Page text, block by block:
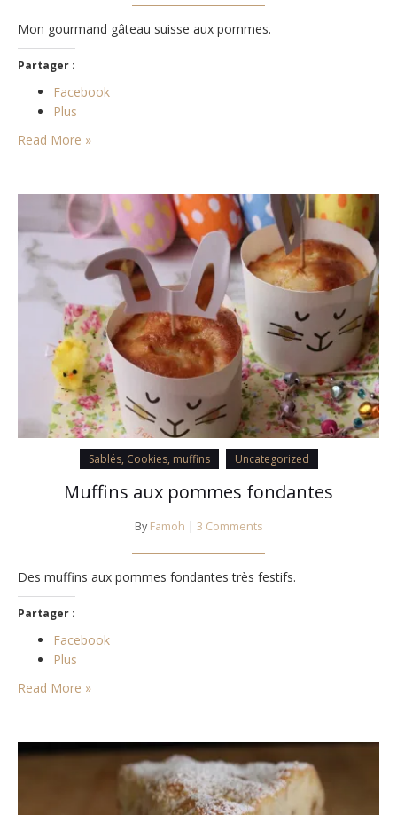
Mon gourmand gâteau suisse aux pommes.
Partager :
Facebook
Plus
Read More »
Sablés, Cookies, muffins Uncategorized
Muffins aux pommes fondantes
By Famoh | 3 Comments
Des muffins aux pommes fondantes très festifs.
Partager :
Facebook
Plus
Read More »